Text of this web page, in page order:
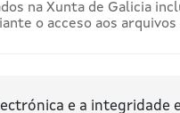
na Xunta de Galicia
o acceso aos
e a